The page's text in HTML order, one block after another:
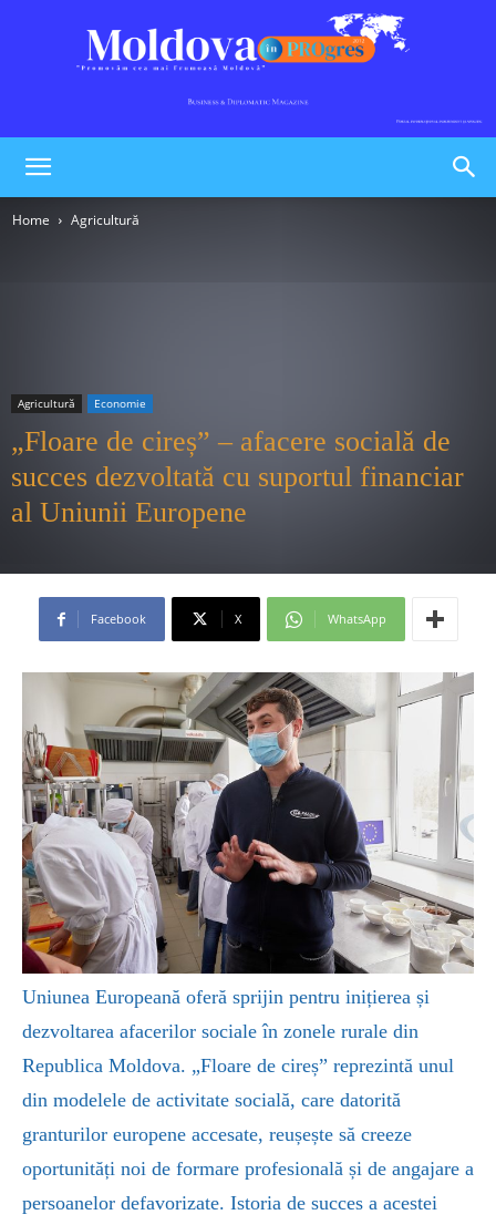
Home Agricultură
Agricultură Economie
„Floare de cireș” – afacere socială de
succes dezvoltată cu suportul financiar
al Uniunii Europene
Facebook X WhatsApp
Uniunea Europeană oferă sprijin pentru inițierea și
dezvoltarea afacerilor sociale în zonele rurale din
Republica Moldova. „Floare de cireș” reprezintă unul
din modelele de activitate socială, care datorită
granturilor europene accesate, reușește să creeze
oportunități noi de formare profesională și de angajare a
persoanelor defavorizate. Istoria de succes a acestei